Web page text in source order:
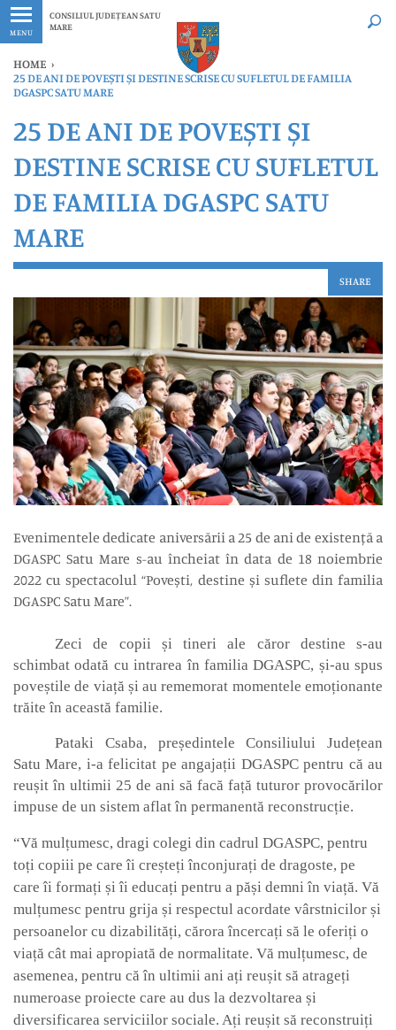
MENU
CONSILIUL JUDEȚEAN SATU
MARE
Ultimele
HOME ›
25 DE ANI DE POVEȘTI ȘI DESTINE SCRISE CU SUFLETUL DE FAMILIA
DGASPC SATU MARE
25 DE ANI DE POVEȘTI ȘI
DESTINE SCRISE CU SUFLETUL
DE FAMILIA DGASPC SATU
MARE
SHARE
Evenimentele dedicate aniversării a 25 de ani de existență a
DGASPC Satu Mare s-au încheiat în data de 18 noiembrie
2022 cu spectacolul “Povești, destine și suflete din familia
DGASPC Satu Mare”.
Zeci de copii și tineri ale căror destine s-au
schimbat odată cu intrarea în familia DGASPC, și-au spus
poveștile de viață și au rememorat momentele emoționante
trăite în această familie.
Pataki Csaba, președintele Consiliului Județean
Satu Mare, i-a felicitat pe angajații DGASPC pentru că au
reușit în ultimii 25 de ani să facă față tuturor provocărilor
impuse de un sistem aflat în permanentă reconstrucție.
“Vă mulțumesc, dragi colegi din cadrul DGASPC, pentru
toți copiii pe care îi creșteți înconjurați de dragoste, pe
care îi formați și îi educați pentru a păși demni în viață. Vă
mulțumesc pentru grija și respectul acordate vârstnicilor și
persoanelor cu dizabilități, cărora încercați să le oferiți o
viață cât mai apropiată de normalitate. Vă mulțumesc, de
asemenea, pentru că în ultimii ani ați reușit să atrageți
numeroase proiecte care au dus la dezvoltarea și
diversificarea serviciilor sociale. Ați reușit să reconstruiți